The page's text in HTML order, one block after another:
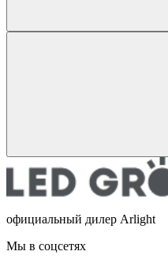
официальный дилер Arlight
Мы в соцсетях